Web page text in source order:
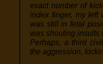
exact number of
index finger, my left
was still in fetal
was shouting insults
Perhaps, a third
the aggression,